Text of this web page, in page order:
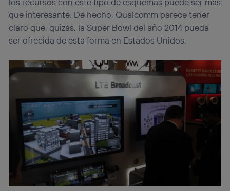
que interesante. De hecho, Qualcomm parece tener
claro que, quizás, la Super Bowl del año 2014 pueda
ser ofrecida de esta forma en Estados Unidos.